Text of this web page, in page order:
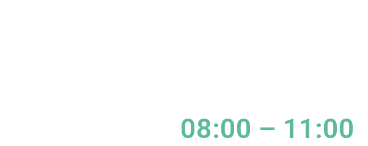
08:00 – 11:00